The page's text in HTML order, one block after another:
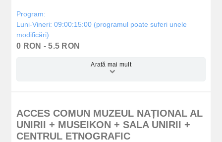
Program:
Luni-Vineri: 09:00:15:00 (programul poate suferi unele
modificări)
0 RON - 5.5 RON
Arată mai mult
ACCES COMUN MUZEUL NAȚIONAL AL
UNIRII + MUSEIKON + SALA UNIRII +
CENTRUL ETNOGRAFIC